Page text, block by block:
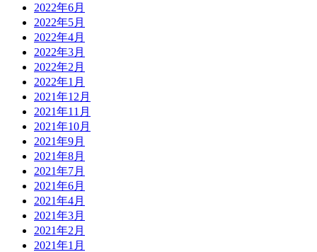
2022年6月
2022年5月
2022年4月
2022年3月
2022年2月
2022年1月
2021年12月
2021年11月
2021年10月
2021年9月
2021年8月
2021年7月
2021年6月
2021年4月
2021年3月
2021年2月
2021年1月